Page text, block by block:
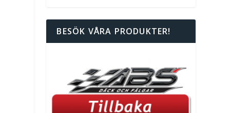
BESÖK VÅRA PRODUKTER!